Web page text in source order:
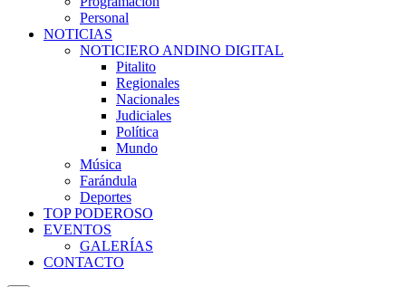
Personal
NOTICIAS
NOTICIERO ANDINO DIGITAL
Pitalito
Regionales
Nacionales
Judiciales
Política
Mundo
Música
Farándula
Deportes
TOP PODEROSO
EVENTOS
GALERÍAS
CONTACTO